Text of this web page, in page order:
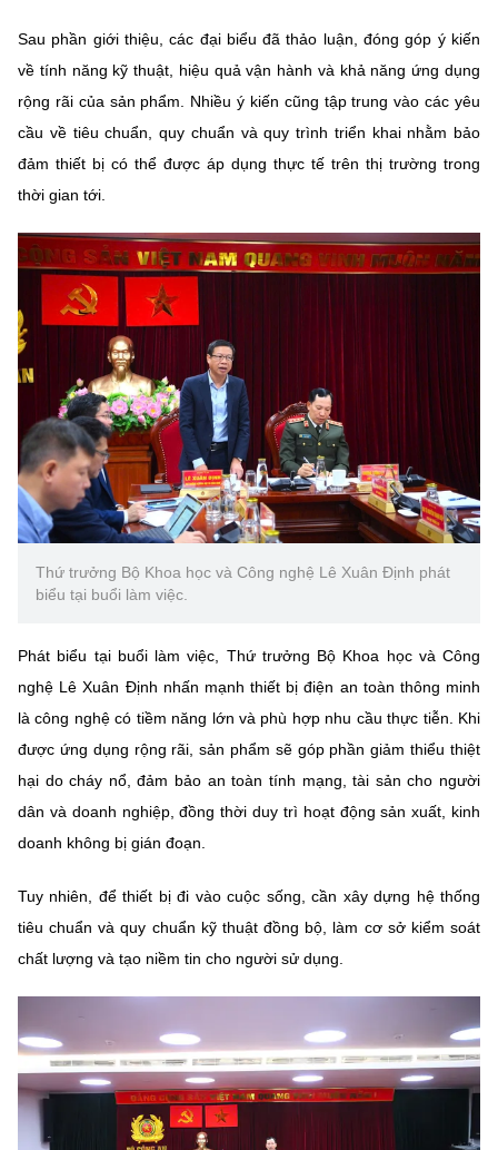
Sau phần giới thiệu, các đại biểu đã thảo luận, đóng góp ý kiến
về tính năng kỹ thuật, hiệu quả vận hành và khả năng ứng dụng
rộng rãi của sản phẩm. Nhiều ý kiến cũng tập trung vào các yêu
cầu về tiêu chuẩn, quy chuẩn và quy trình triển khai nhằm bảo
đảm thiết bị có thể được áp dụng thực tế trên thị trường trong
thời gian tới.
Thứ trưởng Bộ Khoa học và Công nghệ Lê Xuân Định phát
biểu tại buổi làm việc.
Phát biểu tại buổi làm việc, Thứ trưởng Bộ Khoa học và Công
nghệ Lê Xuân Định nhấn mạnh thiết bị điện an toàn thông minh
là công nghệ có tiềm năng lớn và phù hợp nhu cầu thực tiễn. Khi
được ứng dụng rộng rãi, sản phẩm sẽ góp phần giảm thiểu thiệt
hại do cháy nổ, đảm bảo an toàn tính mạng, tài sản cho người
dân và doanh nghiệp, đồng thời duy trì hoạt động sản xuất, kinh
doanh không bị gián đoạn.
Tuy nhiên, để thiết bị đi vào cuộc sống, cần xây dựng hệ thống
tiêu chuẩn và quy chuẩn kỹ thuật đồng bộ, làm cơ sở kiểm soát
chất lượng và tạo niềm tin cho người sử dụng.